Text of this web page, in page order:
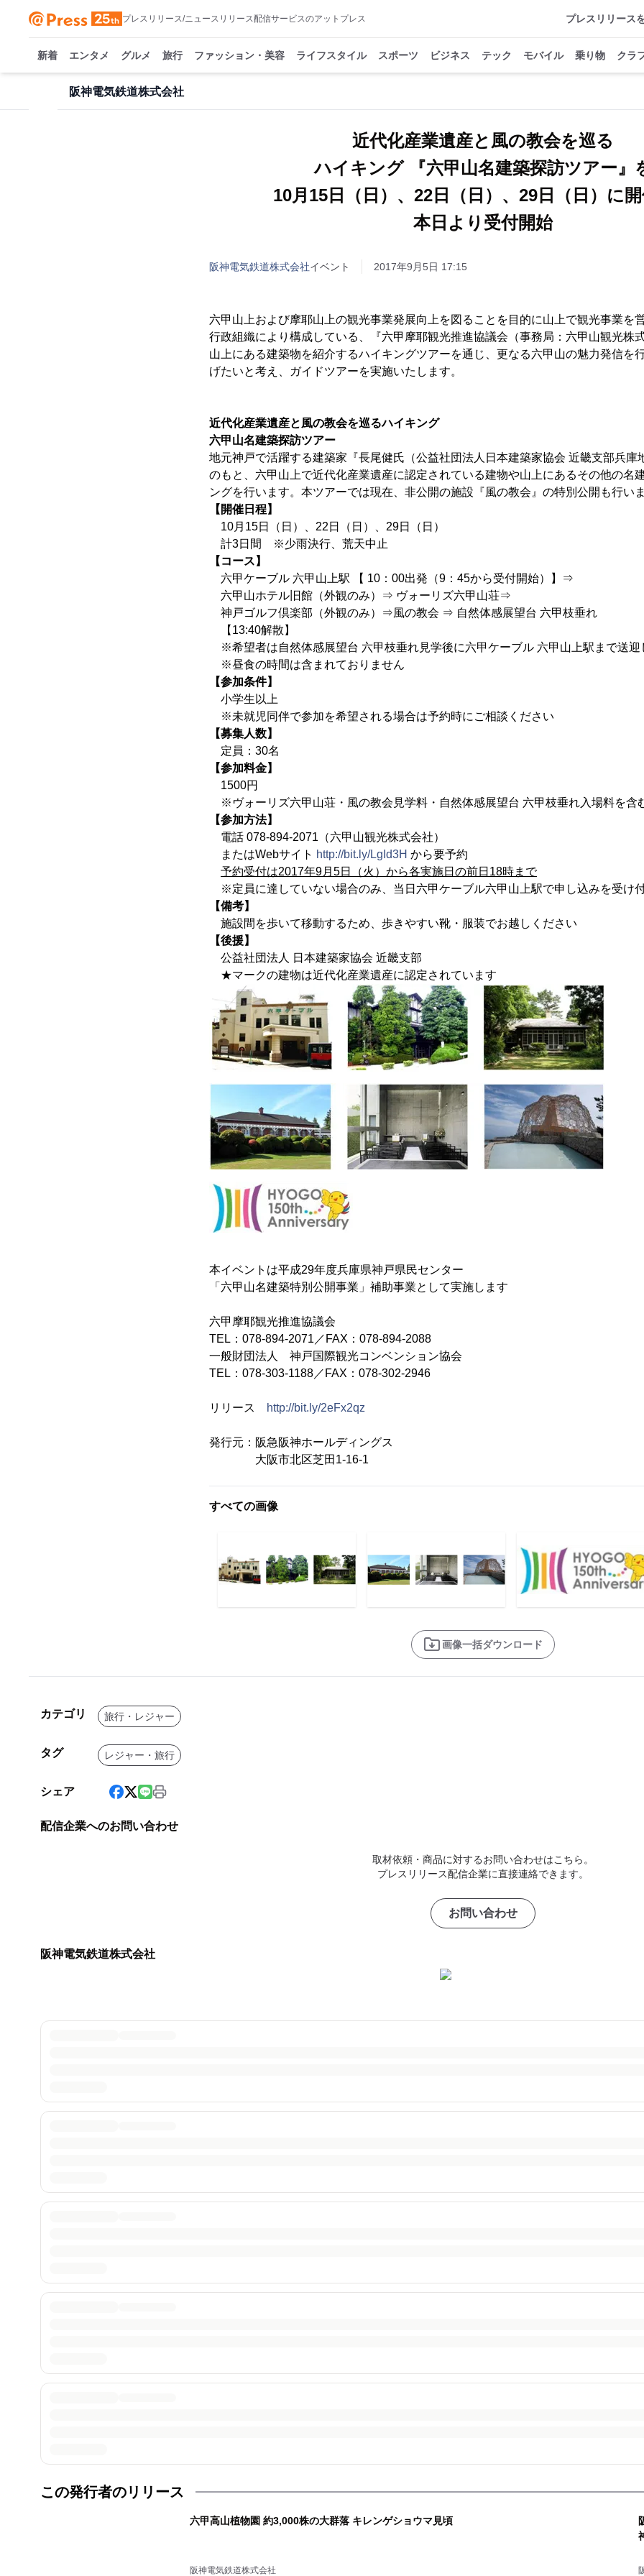
プレスリリース/ニュースリリース配信サービスのアットプレス プレスリリース
新着 エンタメ グルメ 旅行 ファッション・美容 ライフスタイル スポーツ ビジネス テック モバイル 乗り物 クラ
阪神電気鉄道株式会社
近代化産業遺産と風の教会を巡る
ハイキング 『六甲山名建築探訪ツアー』
10月15日（日）、22日（日）、29日（日）に開
本日より受付開始
阪神電気鉄道株式会社イベント 2017年9月5日 17:15
六甲山上および摩耶山上の観光事業発展向上を図ることを目的に山上で観光事業を
行政組織により構成している、『六甲摩耶観光推進協議会（事務局：六甲山観光株
山上にある建築物を紹介するハイキングツアーを通じ、更なる六甲山の魅力発信を
げたいと考え、ガイドツアーを実施いたします。
近代化産業遺産と風の教会を巡るハイキング
六甲山名建築探訪ツアー
地元神戸で活躍する建築家『長尾健氏（公益社団法人日本建築家協会 近畿支部兵庫
のもと、六甲山上で近代化産業遺産に認定されている建物や山上にあるその他の名
ングを行います。本ツアーでは現在、非公開の施設『風の教会』の特別公開も行いま
【開催日程】
10月15日（日）、22日（日）、29日（日）
計3日間 ※少雨決行、荒天中止
【コース】
六甲ケーブル 六甲山上駅 【 10：00出発（9：45から受付開始）】⇒
六甲山ホテル旧館（外観のみ）⇒ ヴォーリズ六甲山荘⇒
神戸ゴルフ倶楽部（外観のみ）⇒風の教会 ⇒ 自然体感展望台 六甲枝垂れ
【13:40解散】
※希望者は自然体感展望台 六甲枝垂れ見学後に六甲ケーブル 六甲山上駅まで送迎
※昼食の時間は含まれておりません
【参加条件】
小学生以上
※未就児同伴で参加を希望される場合は予約時にご相談ください
【募集人数】
定員：30名
【参加料金】
1500円
※ヴォーリズ六甲山荘・風の教会見学料・自然体感展望台 六甲枝垂れ入場料を含
【参加方法】
電話 078-894-2071（六甲山観光株式会社）
またはWebサイト http://bit.ly/LgId3H から要予約
予約受付は2017年9月5日（火）から各実施日の前日18時まで
※定員に達していない場合のみ、当日六甲ケーブル六甲山上駅で申し込みを受け
【備考】
施設間を歩いて移動するため、歩きやすい靴・服装でお越しください
【後援】
公益社団法人 日本建築家協会 近畿支部
★マークの建物は近代化産業遺産に認定されています
本イベントは平成29年度兵庫県神戸県民センター
「六甲山名建築特別公開事業」補助事業として実施します
六甲摩耶観光推進協議会
TEL：078-894-2071／FAX：078-894-2088
一般財団法人 神戸国際観光コンベンション協会
TEL：078-303-1188／FAX：078-302-2946
リリース http://bit.ly/2eFx2qz
発行元：阪急阪神ホールディングス
大阪市北区芝田1-16-1
すべての画像
画像一括ダウンロード
カテゴリ 旅行・レジャー
タグ レジャー・旅行
シェア
配信企業へのお問い合わせ
取材依頼・商品に対するお問い合わせはこちら。
プレスリリース配信企業に直接連絡できます。
お問い合わせ
阪神電気鉄道株式会社
この発行者のリリース
六甲高山植物園 約3,000株の大群落 キレンゲショウマ見頃
阪神電気鉄道株式会社